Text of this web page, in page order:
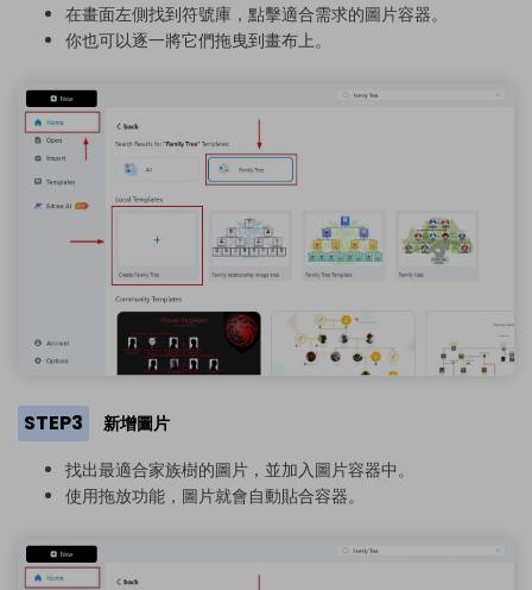
在畫面左側找到符號庫，點擊適合需求的圖片容器。
你也可以逐一將它們拖曳到畫布上。
STEP3
新增圖片
找出最適合家族樹的圖片，並加入圖片容器中。
使用拖放功能，圖片就會自動貼合容器。